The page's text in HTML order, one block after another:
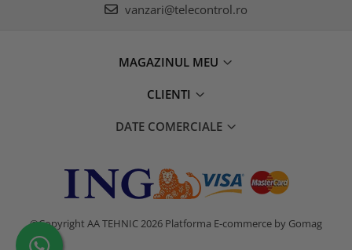
vanzari@telecontrol.ro
MAGAZINUL MEU
CLIENTI
DATE COMERCIALE
©Copyright AA TEHNIC 2026 Platforma E-commerce by Gomag